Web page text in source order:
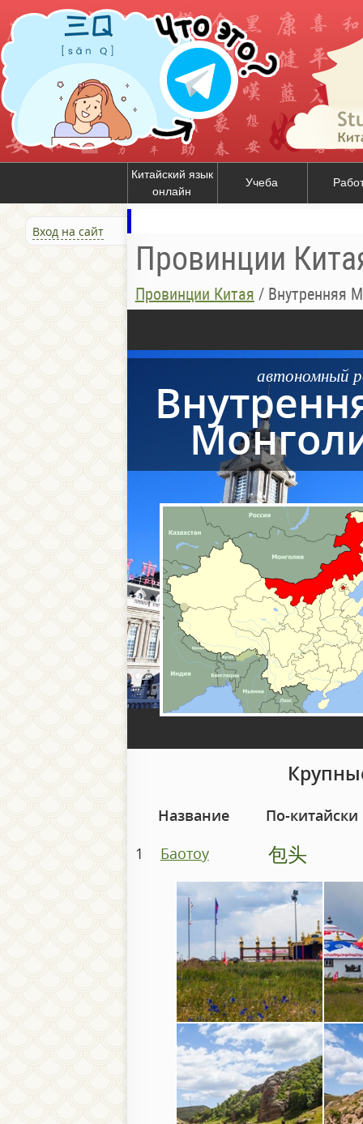
Китайский язык
онлайн
Учеба
Вход на сайт
Провинции
Провинции Китая / Внутренняя
автономный
Название
По-китайски
1
Баотоу 包头